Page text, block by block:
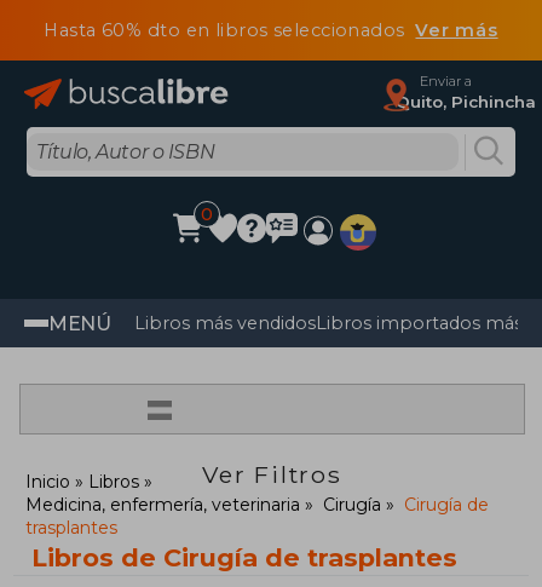
Hasta 60% dto en libros seleccionadosVer más
Enviar a
Quito, Pichincha
0
MENÚ Libros más vendidosLibros importados más
=
Ver Filtros
Inicio
Libros
Medicina, enfermería, veterinaria
Cirugía
Cirugía de
trasplantes
Libros de Cirugía de trasplantes